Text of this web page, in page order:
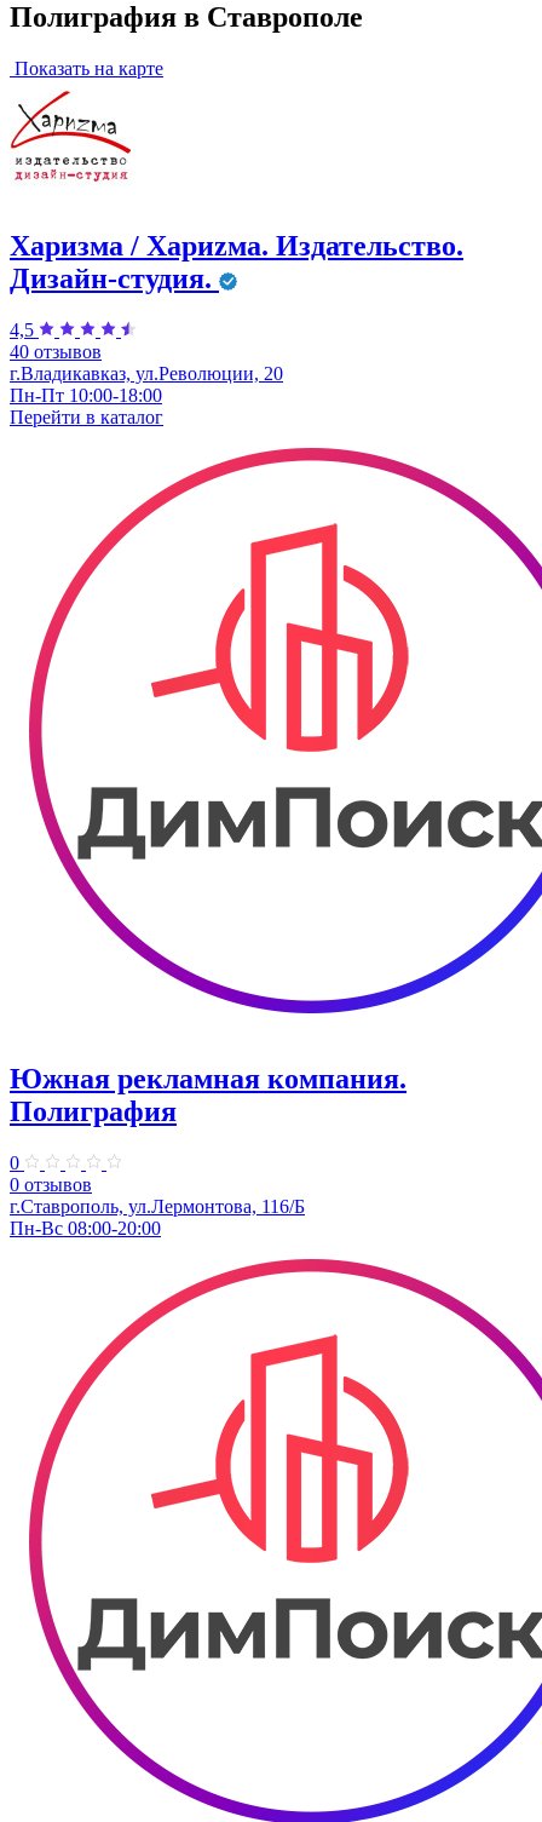
Полиграфия в Ставрополе
Показать на карте
Харизма / Хариzма. Издательство.
Дизайн-студия.
4,5
40 отзывов
г.Владикавказ, ул.Революции, 20
Пн-Пт 10:00-18:00
Перейти в каталог
Южная рекламная компания.
Полиграфия
0
0 отзывов
г.Ставрополь, ул.Лермонтова, 116/Б
Пн-Вс 08:00-20:00